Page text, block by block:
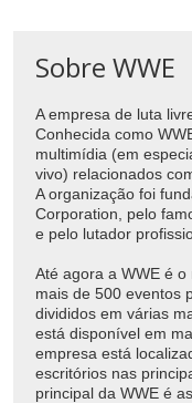
Sobre WWE
A empresa de luta
Conhecida como
multimídia (em
vivo) relacionados
A organização foi
Corporation, pelo
e pelo lutador
Até agora a WWE é
mais de 500 eventos
divididos em várias
está disponível em
empresa está
escritórios nas
principal da WWE é